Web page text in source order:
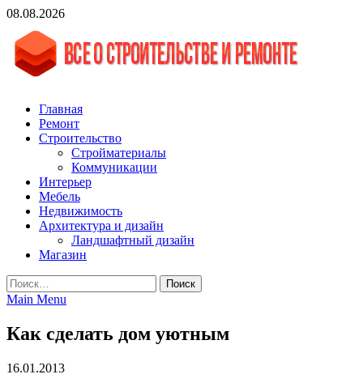
Skip
content
08.08.2026
vgasa.ru
Строительный журнал. Всё о строительстве и ремонтах
Главная
Ремонт
Строительство
Стройматериалы
Коммуникации
Интерьер
Мебель
Недвижимость
Архитектура и дизайн
Ландшафтный дизайн
Магазин
Найти:
Main Menu
Как сделать дом уютным
16.01.2013